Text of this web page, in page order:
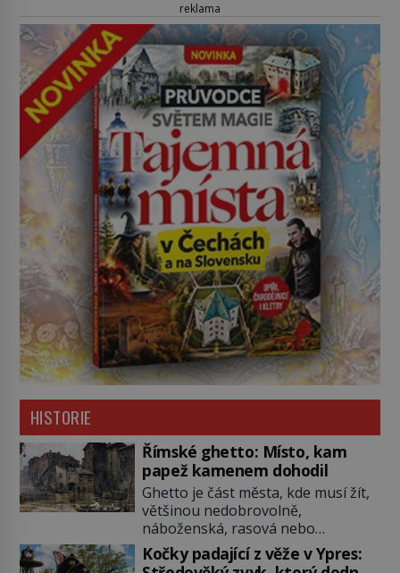
reklama
HISTORIE
Římské ghetto: Místo, kam
papež kamenem dohodil
Ghetto je část města, kde musí žít,
většinou nedobrovolně,
náboženská, rasová nebo
národnostní menšina obyvatel.
Bohaté historické zkušenosti mají s
Kočky padající z věže v Ypres: